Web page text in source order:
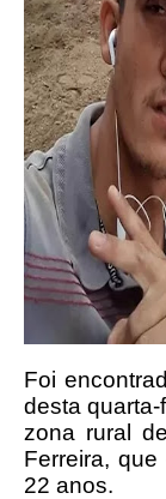
Foi
desta
zona rural
Ferreira, que
22 anos.